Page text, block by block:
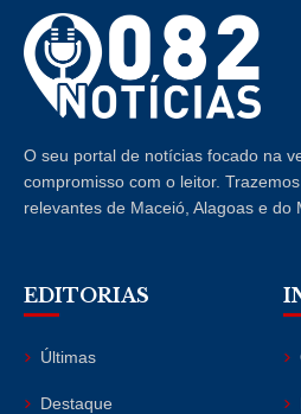
O seu portal de notícias focado na
compromisso com o leitor.
relevantes de Maceió, Alagoas e do
EDITORIAS
Últimas
Destaque